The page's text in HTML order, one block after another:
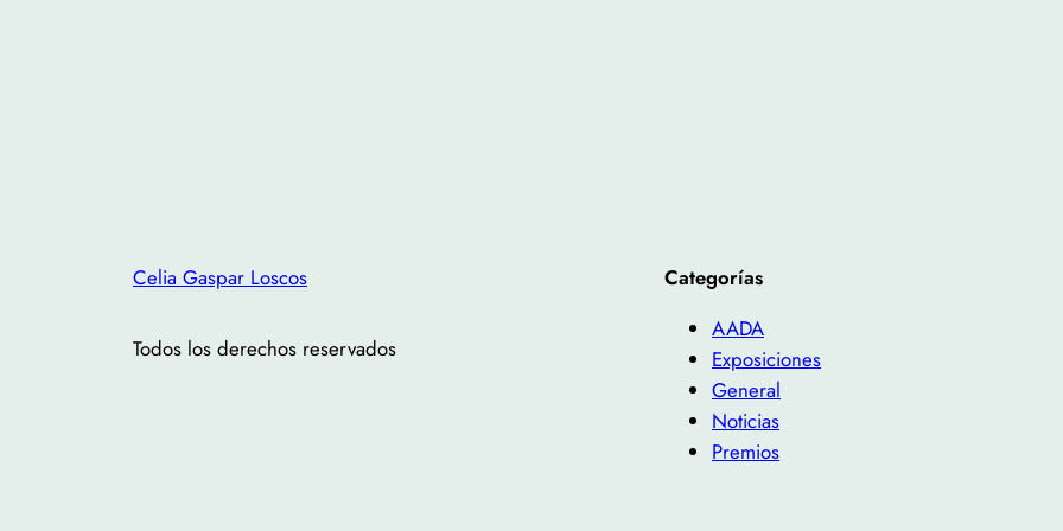
Celia Gaspar Loscos
Todos los derechos reservados
Categorías
AADA
Exposiciones
General
Noticias
Premios